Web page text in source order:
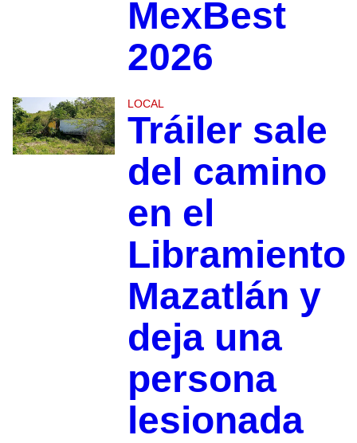
MexBest
2026
LOCAL
Tráiler sale
del camino
en el
Libramiento
Mazatlán y
deja una
persona
lesionada